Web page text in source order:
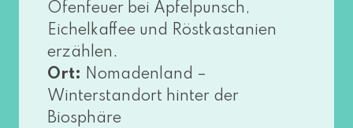
Ofenfeuer bei Apfelpunsch,
Eichelkaffee und Röstkastanien
erzäh­len.
Ort: Nomadenland –
Winterstandort hin­ter der
Biosphäre